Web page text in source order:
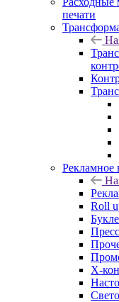
печати
Рекламное
Roll
Х-